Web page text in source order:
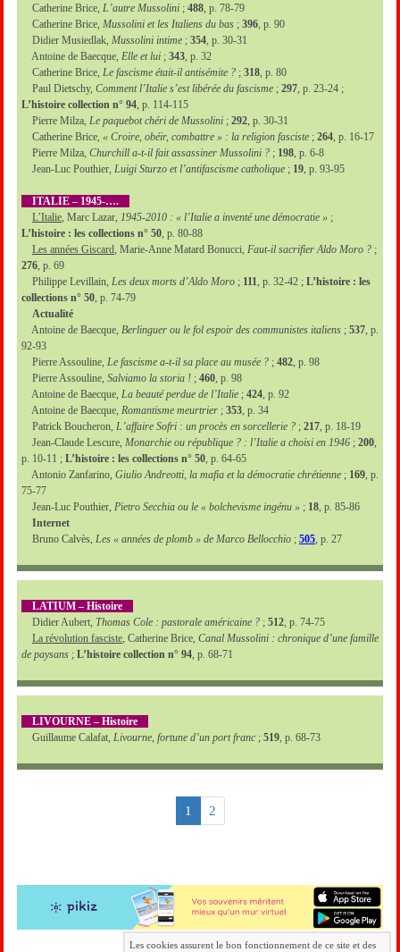
Catherine Brice, L’autre Mussolini ; 488 , p. 78-79
Catherine Brice, Mussolini et les Italiens du bas ; 396 , p. 90
Didier Musiedlak, Mussolini intime ; 354 , p. 30-31
Antoine de Baecque, Elle et lui ; 343 , p. 32
Catherine Brice, Le fascisme était-il antisémite ? ; 318 , p. 80
Paul Dietschy, Comment l’Italie s’est libérée du fascisme ; 297 , p. 23-24 ;
L’histoire collection n° 94 , p. 114-115
Pierre Milza, Le paquebot chéri de Mussolini ; 292 , p. 30-31
Catherine Brice, « Croire, obéir, combattre » : la religion fasciste ; 264 , p. 16-17
Pierre Milza, Churchill a-t-il fait assassiner Mussolini ? ; 198 , p. 6-8
Jean-Luc Pouthier, Luigi Sturzo et l’antifascisme catholique ; 19 , p. 93-95
ITALIE – 1945-….
L’Italie , Marc Lazar, 1945-2010 : « l’Italie a inventé une démocratie » ;
L’histoire : les collections n° 50 , p. 80-88
Les années Giscard , Marie-Anne Matard Bonucci, Faut-il sacrifier Aldo Moro ? ;
276 , p. 69
Philippe Levillain, Les deux morts d’Aldo Moro ; 111 , p. 32-42 ; L’histoire : les
collections n° 50 , p. 74-79
Actualité
Antoine de Baecque, Berlinguer ou le fol espoir des communistes italiens ; 537 , p.
92-93
Pierre Assouline, Le fascisme a-t-il sa place au musée ? ; 482 , p. 98
Pierre Assouline, Salviamo la storia ! ; 460 , p. 98
Antoine de Baecque, La beauté perdue de l’Italie ; 424 , p. 92
Antoine de Baecque, Romantisme meurtrier ; 353 , p. 34
Patrick Boucheron, L’affaire Sofri : un procès en sorcellerie ? ; 217 , p. 18-19
Jean-Claude Lescure, Monarchie ou république ? : l’Italie a choisi en 1946 ; 200
p. 10-11 ; L’histoire : les collections n° 50 , p. 64-65
Antonio Zanfarino, Giulio Andreotti, la mafia et la démocratie chrétienne ; 169 , p.
75-77
Jean-Luc Pouthier, Pietro Secchia ou le « bolchevisme ingénu » ; 18 , p. 85-86
Internet
Bruno Calvès, Les « années de plomb » de Marco Bellocchio ; 505 , p. 27
LATIUM – Histoire
Didier Aubert, Thomas Cole : pastorale américaine ? ; 512 , p. 74-75
La révolution fasciste , Catherine Brice, Canal Mussolini : chronique d’une famille
de paysans ; L’histoire collection n° 94 , p. 68-71
LIVOURNE – Histoire
Guillaume Calafat, Livourne, fortune d’un port franc ; 519 , p. 68-73
1 2
Les cookies assurent le bon fonctionnement de ce site et des